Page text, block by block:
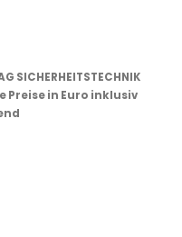
SICHERHEITSTECHNIK
Preise in Euro inklusiv